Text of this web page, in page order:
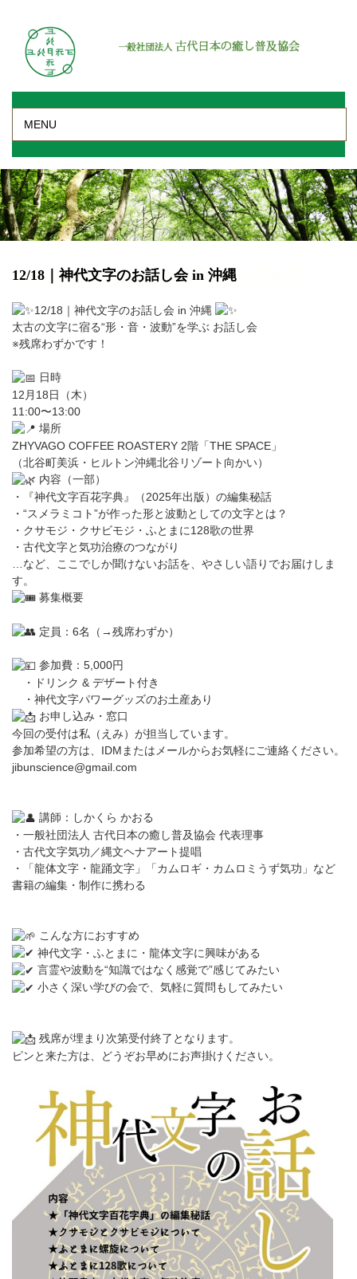
MENU
12/18｜神代文字のお話し会 in 沖縄
12/18｜神代文字のお話し会 in 沖縄
太古の文字に宿る“形・音・波動”を学ぶ お話し会
※残席わずかです！
日時
12月18日（木）
11:00〜13:00
場所
ZHYVAGO COFFEE ROASTERY 2階「THE SPACE」
（北谷町美浜・ヒルトン沖縄北谷リゾート向かい）
内容（一部）
・『神代文字百花字典』（2025年出版）の編集秘話
・“スメラミコト”が作った形と波動としての文字とは？
・クサモジ・クサビモジ・ふとまに128歌の世界
・古代文字と気功治療のつながり
…など、ここでしか聞けないお話を、やさしい語りでお届けしま
す。
募集概要
定員：6名（→残席わずか）
参加費：5,000円
・ドリンク & デザート付き
・神代文字パワーグッズのお土産あり
お申し込み・窓口
今回の受付は私（えみ）が担当しています。
参加希望の方は、IDMまたはメールからお気軽にご連絡ください。
jibunscience@gmail.com
講師：しかくら かおる
・一般社団法人 古代日本の癒し普及協会 代表理事
・古代文字気功／縄文ヘナアート提唱
・「龍体文字・龍踊文字」「カムロギ・カムロミうず気功」など
書籍の編集・制作に携わる
こんな方におすすめ
神代文字・ふとまに・龍体文字に興味がある
言霊や波動を“知識ではなく感覚で”感じてみたい
小さく深い学びの会で、気軽に質問もしてみたい
残席が埋まり次第受付終了となります。
ピンと来た方は、どうぞお早めにお声掛けください。